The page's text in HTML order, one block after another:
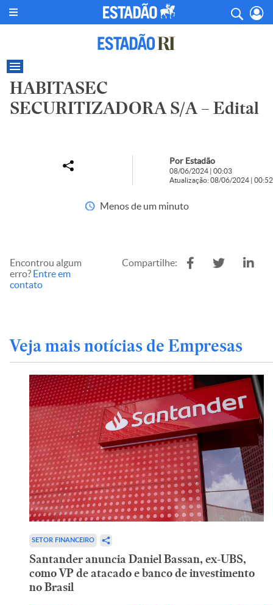
HABITASEC
SECURITIZADORA S/A – Edital
Por Estadão
08/06/2024 | 00:03
Atualização: 08/06/2024 | 00:52
Menos de um minuto
Encontrou algum
erro? Entre em
contato
Compartilhe:
Veja mais notícias de Empresas
SETOR FINANCEIRO
Santander anuncia Daniel Bassan, ex-UBS,
como VP de atacado e banco de investimento
no Brasil